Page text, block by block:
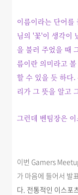
이름이라는 단어를
님의 '꽃'이 생각이
을 불러 주었을 때
름이란 의미라고
할 수 있을 듯 하다
리가 그 뜻을 알고
그런데 벤팀장은
이번 Gamers
가 마음에 들어서 발
다. 전통적인 이스포